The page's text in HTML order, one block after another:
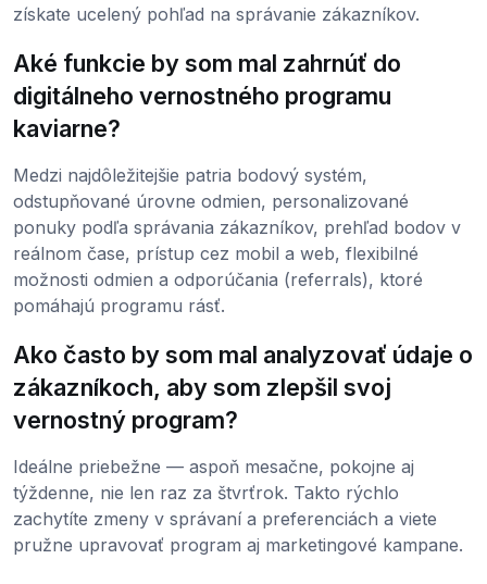
získate ucelený pohľad na správanie zákazníkov.
Aké funkcie by som mal zahrnúť do
digitálneho vernostného programu
kaviarne?
Medzi najdôležitejšie patria bodový systém,
odstupňované úrovne odmien, personalizované
ponuky podľa správania zákazníkov, prehľad bodov v
reálnom čase, prístup cez mobil a web, flexibilné
možnosti odmien a odporúčania (referrals), ktoré
pomáhajú programu rásť.
Ako často by som mal analyzovať údaje o
zákazníkoch, aby som zlepšil svoj
vernostný program?
Ideálne priebežne — aspoň mesačne, pokojne aj
týždenne, nie len raz za štvrťrok. Takto rýchlo
zachytíte zmeny v správaní a preferenciách a viete
pružne upravovať program aj marketingové kampane.